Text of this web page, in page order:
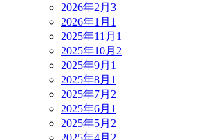
2026年2月 3
2026年1月 1
2025年11月 1
2025年10月 2
2025年9月 1
2025年8月 1
2025年7月 2
2025年6月 1
2025年5月 2
2025年4月 2